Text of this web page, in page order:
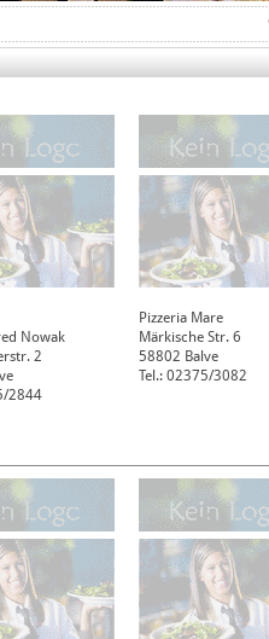
Nowak
2
2844
Pizzeria Mare
Märkische Str. 6
58802 Balve
Tel.: 02375/3082